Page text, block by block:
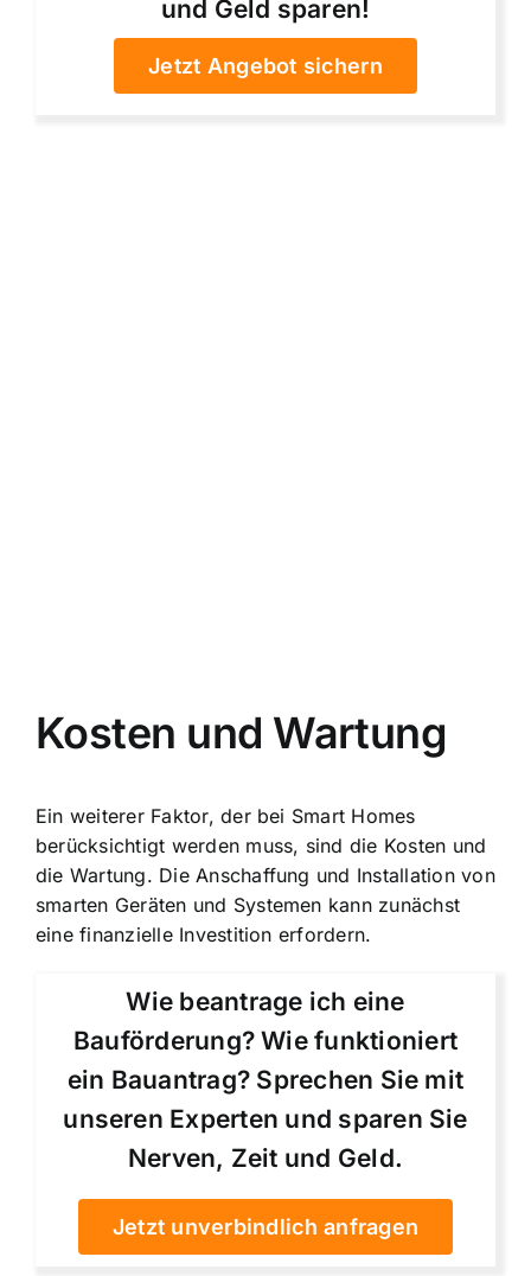
und Geld sparen!
Jetzt Angebot sichern
Kosten und Wartung
Ein weiterer Faktor, der bei Smart Homes
berücksichtigt werden muss, sind die Kosten und
die Wartung. Die Anschaffung und Installation von
smarten Geräten und Systemen kann zunächst
eine finanzielle Investition erfordern.
Wie beantrage ich eine
Bauförderung? Wie funktioniert
ein Bauantrag? Sprechen Sie mit
unseren Experten und sparen Sie
Nerven, Zeit und Geld.
Jetzt unverbindlich anfragen